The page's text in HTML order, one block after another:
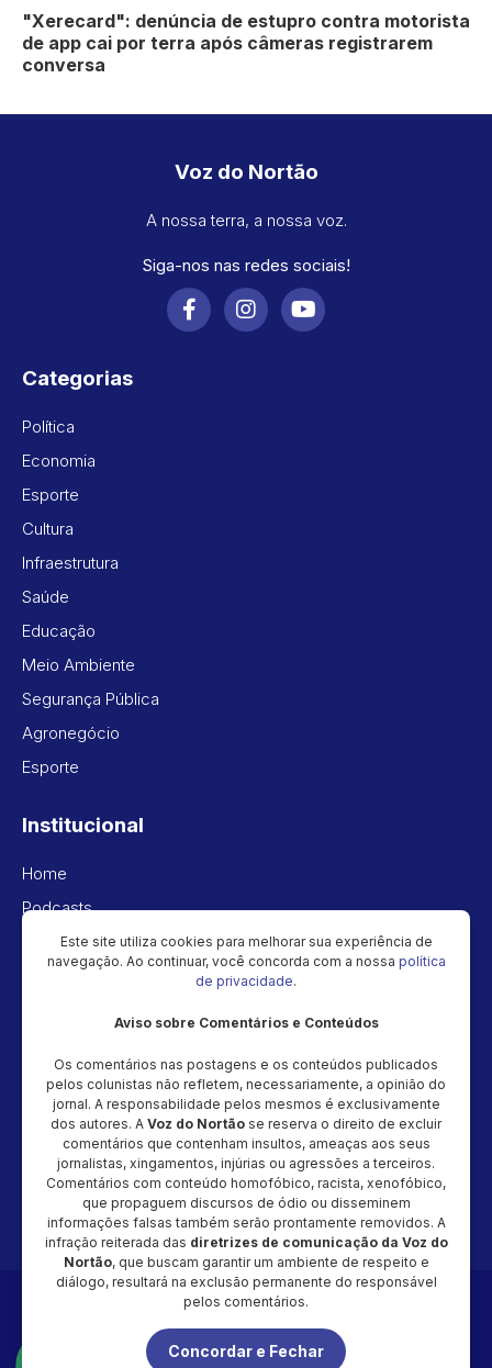
"Xerecard": denúncia de estupro contra motorista
de app cai por terra após câmeras registrarem
conversa
Voz do Nortão
A nossa terra, a nossa voz.
Siga-nos nas redes sociais!
Categorias
Política
Economia
Esporte
Cultura
Infraestrutura
Saúde
Educação
Meio Ambiente
Segurança Pública
Agronegócio
Esporte
Institucional
Home
Podcasts
Vídeos
Política de privacidade
Newsletter
Cadastre seu e-mail e receba as novidades!
Cadastrar
Copyright © 2026 - Magic Video Produção – CNPJ: 48.034.154/0001-
É proibida a reprodução total ou parcial do conteúdo desta página,
Este site utiliza cookies para melhorar sua experiência de
navegação. Ao continuar, você concorda com a nossa política
de privacidade.
Aviso sobre Comentários e Conteúdos
Os comentários nas postagens e os conteúdos publicados
pelos colunistas não refletem, necessariamente, a opinião do
jornal. A responsabilidade pelos mesmos é exclusivamente
dos autores. A Voz do Nortão se reserva o direito de excluir
comentários que contenham insultos, ameaças aos seus
jornalistas, xingamentos, injúrias ou agressões a terceiros.
Comentários com conteúdo homofóbico, racista, xenofóbico,
que propaguem discursos de ódio ou disseminem
informações falsas também serão prontamente removidos. A
infração reiterada das diretrizes de comunicação da Voz do
Nortão, que buscam garantir um ambiente de respeito e
diálogo, resultará na exclusão permanente do responsável
pelos comentários.
Concordar e Fechar